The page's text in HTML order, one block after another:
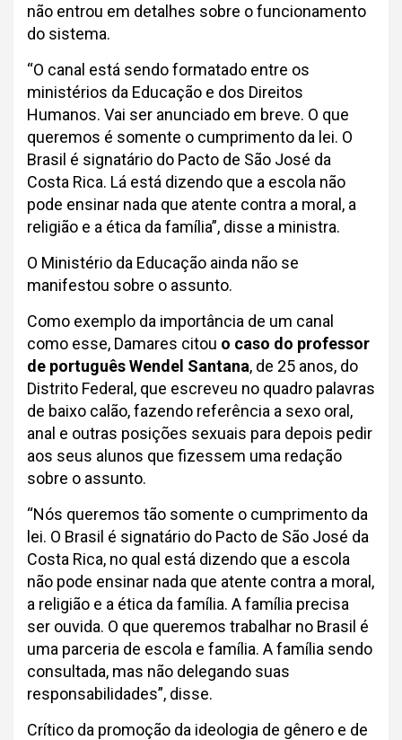
não entrou em detalhes sobre o funcionamento
do sistema.
“O canal está sendo formatado entre os
ministérios da Educação e dos Direitos
Humanos. Vai ser anunciado em breve. O que
queremos é somente o cumprimento da lei. O
Brasil é signatário do Pacto de São José da
Costa Rica. Lá está dizendo que a escola não
pode ensinar nada que atente contra a moral, a
religião e a ética da família”, disse a ministra.
O Ministério da Educação ainda não se
manifestou sobre o assunto.
Como exemplo da importância de um canal
como esse, Damares citou o caso do professor
de português Wendel Santana, de 25 anos, do
Distrito Federal, que escreveu no quadro palavras
de baixo calão, fazendo referência a sexo oral,
anal e outras posições sexuais para depois pedir
aos seus alunos que fizessem uma redação
sobre o assunto.
“Nós queremos tão somente o cumprimento da
lei. O Brasil é signatário do Pacto de São José da
Costa Rica, no qual está dizendo que a escola
não pode ensinar nada que atente contra a moral,
a religião e a ética da família. A família precisa
ser ouvida. O que queremos trabalhar no Brasil é
uma parceria de escola e família. A família sendo
consultada, mas não delegando suas
responsabilidades”, disse.
Crítico da promoção da ideologia de gênero e de